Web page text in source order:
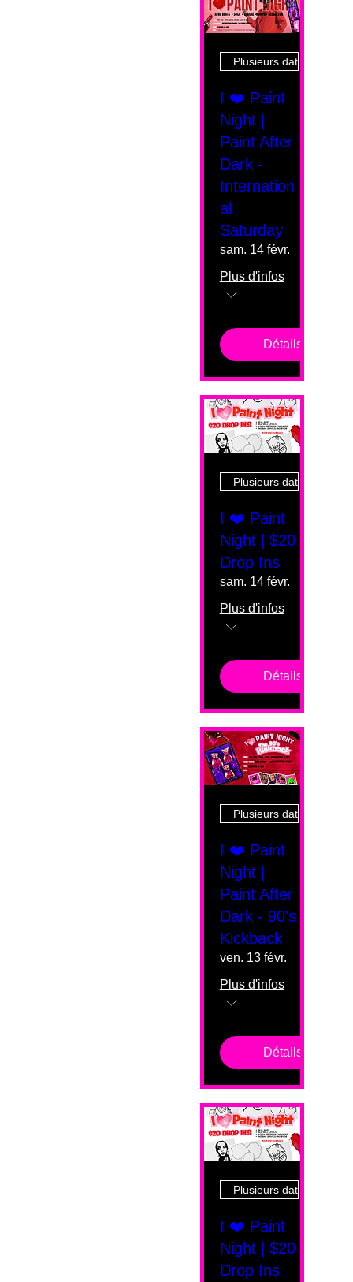
Plusieurs dates
I ❤️ Paint
Night |
Paint After
Dark -
Internation
al
Saturday
sam. 14 févr.
Plus d'infos
Détails
Plusieurs dates
I ❤️ Paint
Night | $20
Drop Ins
sam. 14 févr.
Plus d'infos
Détails
Plusieurs dates
I ❤️ Paint
Night |
Paint After
Dark - 90's
Kickback
ven. 13 févr.
Plus d'infos
Détails
Plusieurs dates
I ❤️ Paint
Night | $20
Drop Ins